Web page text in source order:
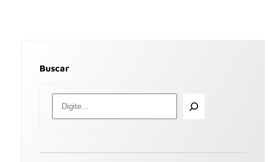
Buscar